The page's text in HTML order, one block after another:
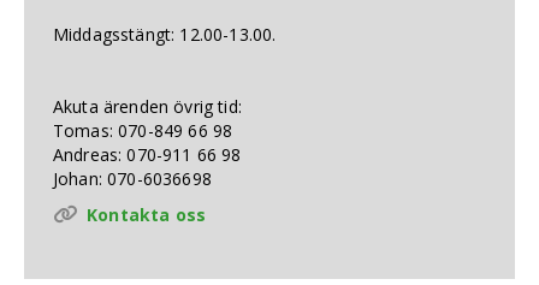
Middagsstängt: 12.00-13.00.
Akuta ärenden övrig tid:
Tomas: 070-849 66 98
Andreas: 070-911 66 98
Johan: 070-6036698
Kontakta oss